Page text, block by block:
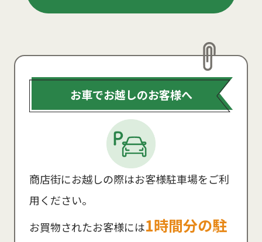
お車でお越しのお客様へ
商店街にお越しの際はお客様駐車場をご利
用ください。
お買物されたお客様には1時間分の駐